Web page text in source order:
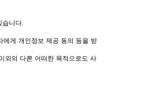
습니다.
에게 개인정보 제공 동의 등을 받
외의 다른 어떠한 목적으로도 사